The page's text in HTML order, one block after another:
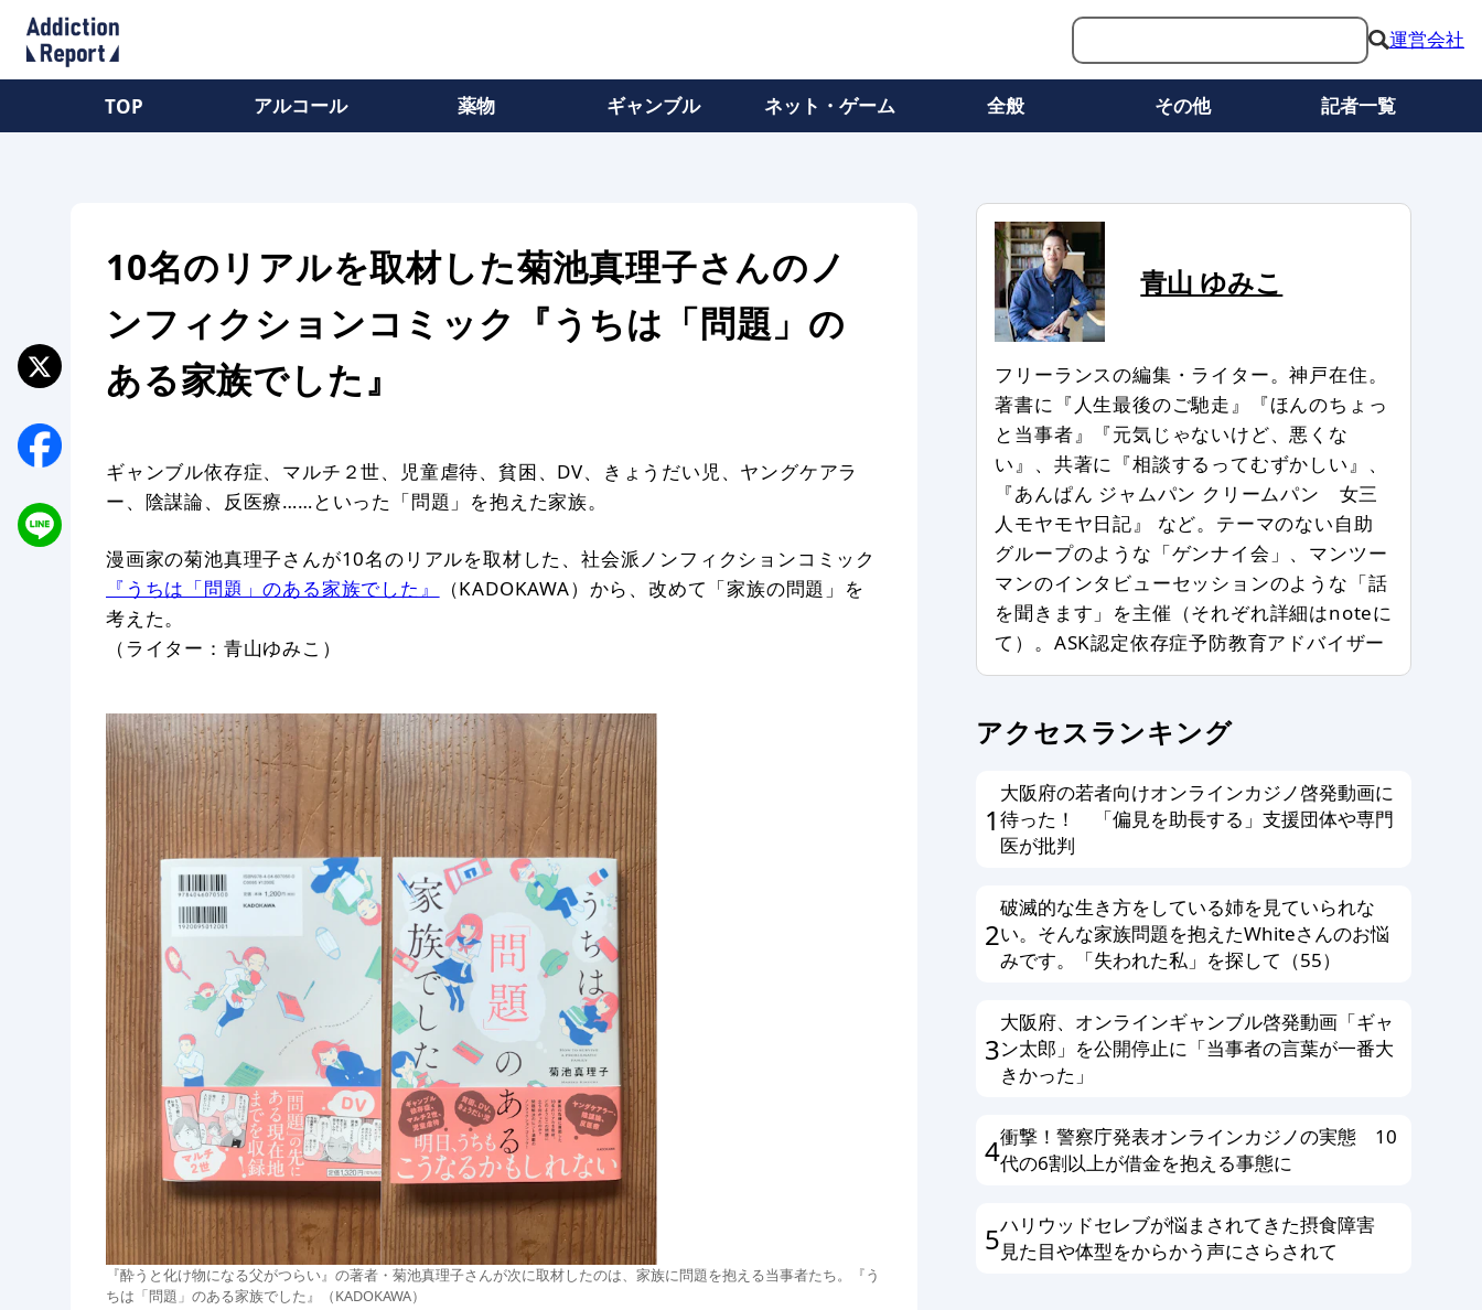
運営会社
TOP アルコール 薬物 ギャンブル ネット・ゲーム 全般 その他 記者一覧
10名のリアルを取材した菊池真理子さんのノ
ンフィクションコミック『うちは「問題」の
ある家族でした』
ギャンブル依存症、マルチ２世、児童虐待、貧困、DV、きょうだい児、ヤングケアラ
ー、陰謀論、反医療……といった「問題」を抱えた家族。
漫画家の菊池真理子さんが10名のリアルを取材した、社会派ノンフィクションコミック
『うちは「問題」のある家族でした』
（KADOKAWA）から、改めて「家族の問題」を
考えた。
（ライター：青山ゆみこ）
『酔うと化け物になる父がつらい』の著者・菊池真理子さんが次に取材したのは、家族に問題を抱える当事者たち。『う
ちは「問題」のある家族でした』（KADOKAWA）
青山 ゆみこ
フリーランスの編集・ライター。神戸在住。
著書に『人生最後のご馳走』『ほんのちょっ
と当事者』『元気じゃないけど、悪くな
い』、共著に『相談するってむずかしい』、
『あんぱん ジャムパン クリームパン 女三
人モヤモヤ日記』 など。テーマのない自助
グループのような「ゲンナイ会」、マンツー
マンのインタビューセッションのような「話
を聞きます」を主催（それぞれ詳細はnoteに
て）。ASK認定依存症予防教育アドバイザー
アクセスランキング
1
大阪府の若者向けオンラインカジノ啓発動画に
待った！ 「偏見を助長する」支援団体や専門
医が批判
2
破滅的な生き方をしている姉を見ていられな
い。そんな家族問題を抱えたWhiteさんのお悩
みです。「失われた私」を探して（55）
3
大阪府、オンラインギャンブル啓発動画「ギャ
ン太郎」を公開停止に「当事者の言葉が一番大
きかった」
4衝撃！警察庁発表オンラインカジノの実態 10
代の6割以上が借金を抱える事態に
5ハリウッドセレブが悩まされてきた摂食障害
見た目や体型をからかう声にさらされて